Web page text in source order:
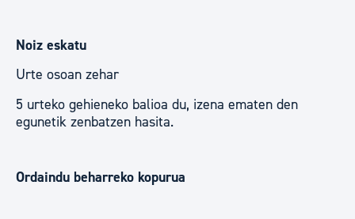
Noiz eskatu
Urte osoan zehar
5 urteko gehieneko balioa du, izena ematen den
egunetik zenbatzen hasita.
Ordaindu beharreko kopurua